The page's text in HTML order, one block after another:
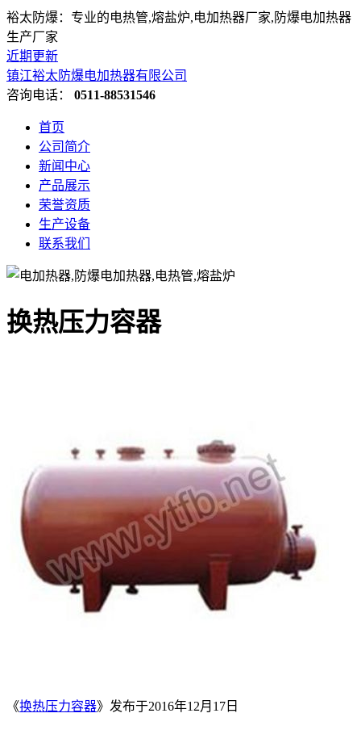
裕太防爆：专业的电热管,熔盐炉,电加热器厂家,防爆电加热器
生产厂家
近期更新
镇江裕太防爆电加热器有限公司
咨询电话： 0511-88531546
首页
公司简介
新闻中心
产品展示
荣誉资质
生产设备
联系我们
换热压力容器
《换热压力容器》发布于2016年12月17日